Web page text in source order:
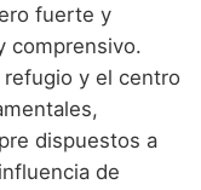
fuerte y
comprensivo.
refugio y el centro
dispuestos a
de